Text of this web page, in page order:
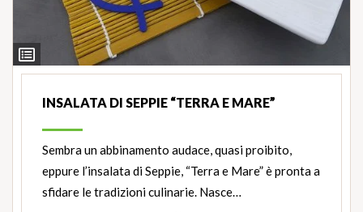
Ingredienti
INSALATA DI SEPPIE “TERRA E MARE”
Sembra un abbinamento audace, quasi proibito,
eppure l’insalata di Seppie, “Terra e Mare” è pronta a
sfidare le tradizioni culinarie. Nasce…